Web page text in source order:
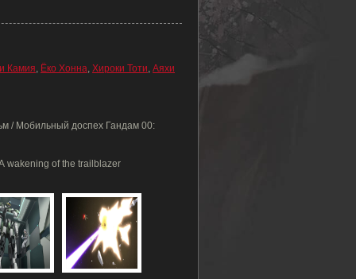
Камия, Ёко Хонна, Хироки Тоти, Аяхи
/ Мобильный доспех Гандам 00:
wakening of the trailblazer